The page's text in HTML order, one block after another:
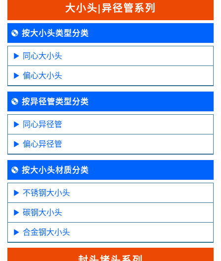
大小头|异径管系列
按大小头类型分类
同心大小头
偏心大小头
按异径管类型分类
同心异径管
偏心异径管
按大小头材质分类
不锈钢大小头
碳钢大小头
合金钢大小头